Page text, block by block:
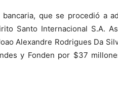
que se procedió a
Santo Internacional S.A.
Alexandre Rodrigues Da
y Fonden por $37